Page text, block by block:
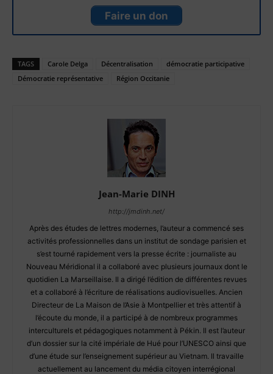
Faire un don
TAGS Carole Delga Décentralisation
démocratie participative
Démocratie représentative
Région Occitanie
Jean-Marie DINH
http://jmdinh.net/
Après des études de lettres modernes, l’auteur a commencé ses
activités professionnelles dans un institut de sondage parisien et
s’est tourné rapidement vers la presse écrite : journaliste au
Nouveau Méridional il a collaboré avec plusieurs journaux dont le
quotidien La Marseillaise. Il a dirigé l’édition de différentes revues
et a collaboré à l’écriture de réalisations audiovisuelles. Ancien
Directeur de La Maison de l’Asie à Montpellier et très attentif à
l’écoute du monde, il a participé à de nombreux programmes
interculturels et pédagogiques notamment à Pékin. Il est l’auteur
d’un dossier sur la cité impériale de Hué pour l’UNESCO ainsi que
d’une étude sur l’enseignement supérieur au Vietnam. Il travaille
actuellement au lancement du média citoyen interrégional